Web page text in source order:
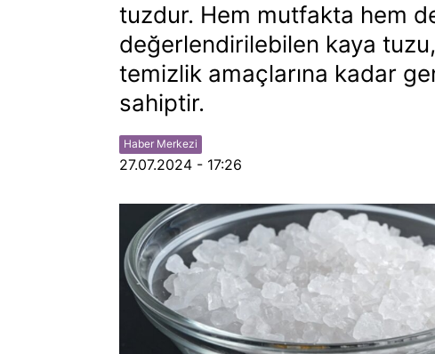
tuzdur. Hem mutfakta hem
değerlendirilebilen kaya
temizlik amaçlarına kadar
sahiptir.
Haber Merkezi
27.07.2024 - 17:26